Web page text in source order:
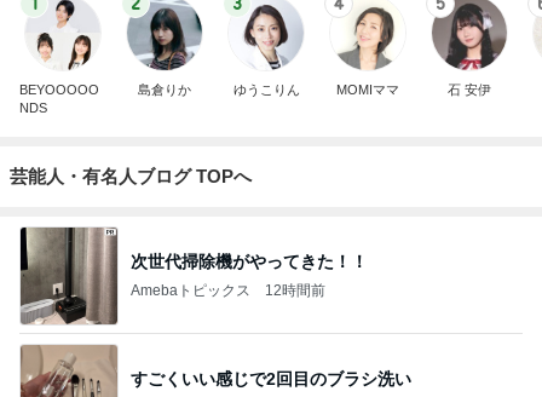
1
BEYOOOOO
NDS
2
島倉りか
3
ゆうこりん
4
MOMIママ
5
石 安伊
芸能人・有名人ブログ TOPへ
次世代掃除機がやってきた！！
Amebaトピックス 12時間前
すごくいい感じで2回目のブラシ洗い